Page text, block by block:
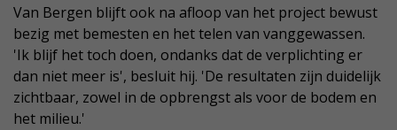
Van Bergen blijft ook na afloop van het project bewust
bezig met bemesten en het telen van vanggewassen.
'Ik blijf het toch doen, ondanks dat de verplichting er
dan niet meer is', besluit hij. 'De resultaten zijn duidelijk
zichtbaar, zowel in de opbrengst als voor de bodem en
het milieu.'